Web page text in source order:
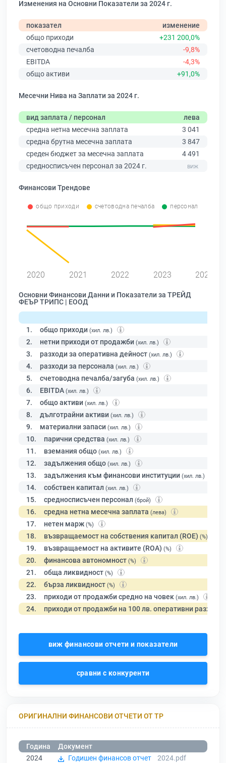
Изменения на Основни Показатели за 2024 г.
показател
изменение
общо приходи
+231 200,0%
счетоводна печалба
-9,8%
EBITDA
-4,3%
общо активи
+91,0%
Месечни Нива на Заплати за 2024 г.
вид заплата / персонал
лева
средна нетна месечна заплата
3 041
средна брутна месечна заплата
3 847
среден бюджет за месечна заплата
4 491
средносписъчен персонал за 2024 г.
Финансови Трендове
общо приходи счетоводна печалба персонал
2020 2021 2022 2023 2024
Основни Финансови Данни и Показатели за ТРЕЙД
ФЕЪР ТРИПС | ЕООД
1. общо приходи (хил. лв.)
2. нетни приходи от продажби (хил. лв.)
3. разходи за оперативна дейност (хил. лв.)
4. разходи за персонала (хил. лв.)
5. счетоводна печалба/загуба (хил. лв.)
6. EBITDA (хил. лв.)
7. общо активи (хил. лв.)
8. дълготрайни активи (хил. лв.)
9. материални запаси (хил. лв.)
10. парични средства (хил. лв.)
11. вземания общо (хил. лв.)
12. задължения общо (хил. лв.)
13. задължения към финансови институции (хил. лв.)
14. собствен капитал (хил. лв.)
15. средносписъчен персонал (брой)
16. средна нетна месечна заплата (лева)
17. нетен марж (%)
18. възвращаемост на собствения капитал (ROE) (%)
19. възвращаемост на активите (ROA) (%)
20. финансова автономност (%)
21. обща ликвидност (%)
22. бърза ликвидност (%)
23. приходи от продажби средно на човек (хил. лв.)
24. приходи от продажби на 100 лв. оперативни разходи
виж финансови отчети и показатели
сравни с конкуренти
ОРИГИНАЛНИ ФИНАНСОВИ ОТЧЕТИ ОТ ТР
Година
Документ
2024
Годишен финансов отчет
2024.pdf